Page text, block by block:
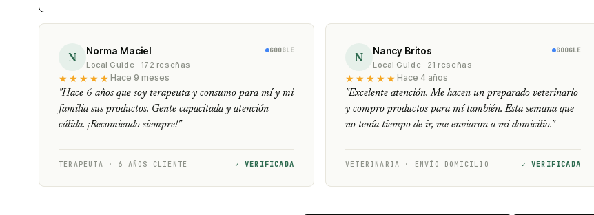
N Norma Maciel
Local Guide · 172 reseñas
GOOGLE
★★★★★ Hace 9 meses
"Hace 6 años que soy terapeuta y consumo para mí y mi
familia sus productos. Gente capacitada y atención
cálida. ¡Recomiendo siempre!"
TERAPEUTA · 6 AÑOS CLIENTE ✓ VERIFICADA
N Nancy Britos
Local Guide · 21 reseñas
GOOGLE
★★★★★ Hace 4 años
"Excelente atención. Me hacen un preparado veterinario
y compro productos para mí también. Esta semana que
no tenía tiempo de ir, me enviaron a mi domicilio."
VETERINARIA · ENVÍO DOMICILIO ✓ VERIFICADA